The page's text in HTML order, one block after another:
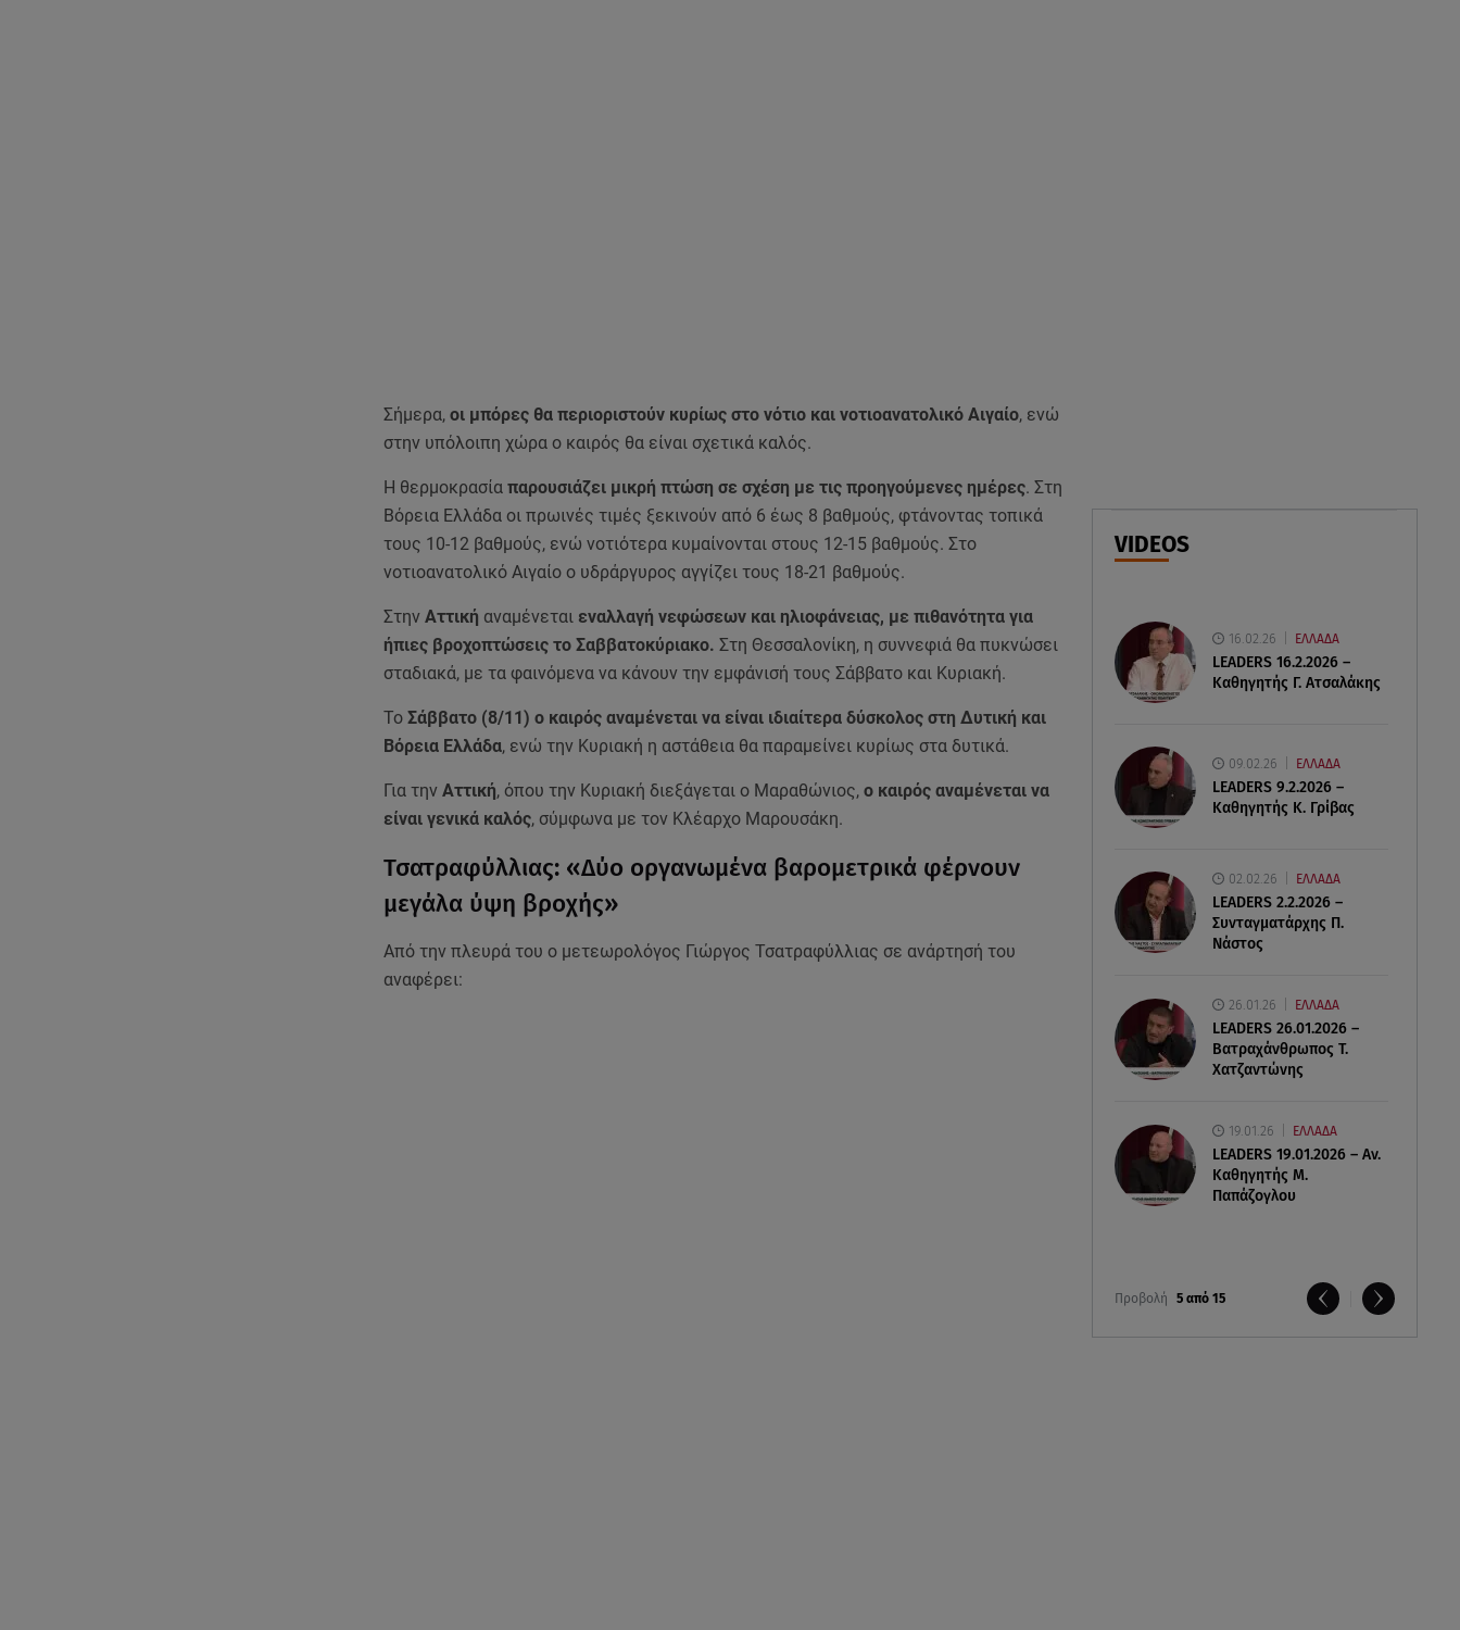
Αθηνά Οικονομάκου από την
Μπόρα Μπόρα: «Έσκασε όλη η
κούραση του χειμώνα»
Σαμοθράκη: Συγκλονιστική
διάσωση 15χρονης από
δύσβατο φαράγγι
VIDEOS
16.02.26 ΕΛΛΑΔΑ
LEADERS 16.2.2026 –
Καθηγητής Γ. Ατσαλάκης
09.02.26 ΕΛΛΑΔΑ
LEADERS 9.2.2026 –
Καθηγητής Κ. Γρίβας
02.02.26 ΕΛΛΑΔΑ
LEADERS 2.2.2026 –
Συνταγματάρχης Π.
Νάστος
26.01.26 ΕΛΛΑΔΑ
LEADERS 26.01.2026 –
Βατραχάνθρωπος Τ.
Χατζαντώνης
19.01.26 ΕΛΛΑΔΑ
LEADERS 19.01.2026 – Αν.
Καθηγητής Μ.
Παπάζογλου
Προβολή 5 από 15
Σήμερα, οι μπόρες θα περιοριστούν κυρίως στο νότιο και νοτιοανατολικό Αιγαίο, ενώ
στην υπόλοιπη χώρα ο καιρός θα είναι σχετικά καλός.
Η θερμοκρασία παρουσιάζει μικρή πτώση σε σχέση με τις προηγούμενες ημέρες. Στη
Βόρεια Ελλάδα οι πρωινές τιμές ξεκινούν από 6 έως 8 βαθμούς, φτάνοντας τοπικά
τους 10-12 βαθμούς, ενώ νοτιότερα κυμαίνονται στους 12-15 βαθμούς. Στο
νοτιοανατολικό Αιγαίο ο υδράργυρος αγγίζει τους 18-21 βαθμούς.
Στην Αττική αναμένεται εναλλαγή νεφώσεων και ηλιοφάνειας, με πιθανότητα για
ήπιες βροχοπτώσεις το Σαββατοκύριακο. Στη Θεσσαλονίκη, η συννεφιά θα πυκνώσει
σταδιακά, με τα φαινόμενα να κάνουν την εμφάνισή τους Σάββατο και Κυριακή.
Το Σάββατο (8/11) ο καιρός αναμένεται να είναι ιδιαίτερα δύσκολος στη Δυτική και
Βόρεια Ελλάδα, ενώ την Κυριακή η αστάθεια θα παραμείνει κυρίως στα δυτικά.
Για την Αττική, όπου την Κυριακή διεξάγεται ο Μαραθώνιος, ο καιρός αναμένεται να
είναι γενικά καλός, σύμφωνα με τον Κλέαρχο Μαρουσάκη.
Τσατραφύλλιας: «Δύο οργανωμένα βαρομετρικά φέρνουν
μεγάλα ύψη βροχής»
Από την πλευρά του ο μετεωρολόγος Γιώργος Τσατραφύλλιας σε ανάρτησή του
αναφέρει: